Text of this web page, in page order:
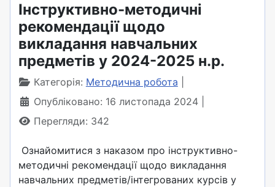
Інструктивно-методичні
рекомендації щодо
викладання навчальних
предметів у 2024-2025 н.р.
Категорія: Методична робота
Опубліковано: 16 листопада 2024
Перегляди: 342
Ознайомитися з наказом про інструктивно-
методичні рекомендації щодо викладання
навчальних предметів/інтегрованих курсів у